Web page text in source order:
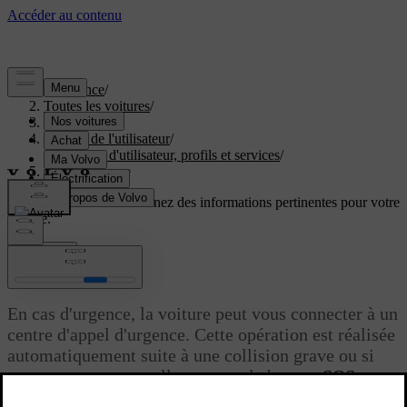
Assistance/
Toutes les voitures/
EC40 2027/
Manuel de l'utilisateur/
Comptes d'utilisateur, profils et services/
Aide d'urgence
Soutien personnaliséObtenez des informations pertinentes pour votre
voiture.
Connexion
Aide d'urgence
En cas d'urgence, la voiture peut vous connecter à un
centre d'appel d'urgence. Cette opération est réalisée
automatiquement suite à une collision grave ou si
vous appuyez manuellement sur le boutonSOSau